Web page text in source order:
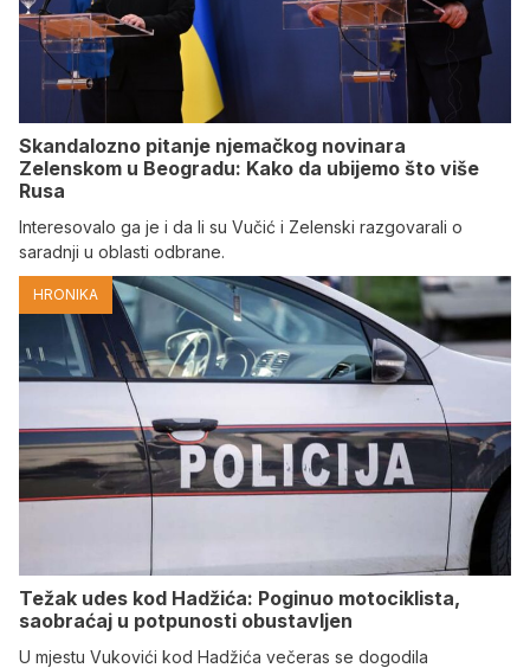
Skandalozno pitanje njemačkog novinara
Zelenskom u Beogradu: Kako da ubijemo što više
Rusa
Interesovalo ga je i da li su Vučić i Zelenski razgovarali o
saradnji u oblasti odbrane.
HRONIKA
Težak udes kod Hadžića: Poginuo motociklista,
saobraćaj u potpunosti obustavljen
U mjestu Vukovići kod Hadžića večeras se dogodila